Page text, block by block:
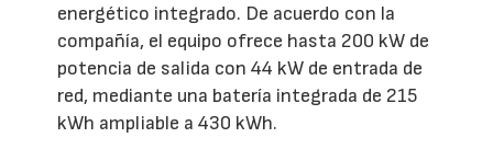
energético integrado. De acuerdo con la
compañía, el equipo ofrece hasta 200 kW de
potencia de salida con 44 kW de entrada de
red, mediante una batería integrada de 215
kWh ampliable a 430 kWh.